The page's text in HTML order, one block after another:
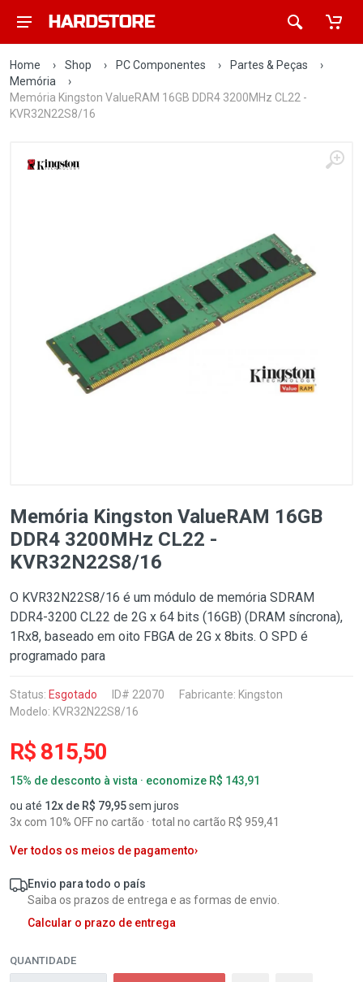
Home › Shop › PC Componentes › Partes & Peças
›
Memória
›
Memória Kingston ValueRAM 16GB DDR4 3200MHz CL22 -
KVR32N22S8/16
Memória Kingston ValueRAM 16GB
DDR4 3200MHz CL22 -
KVR32N22S8/16
O KVR32N22S8/16 é um módulo de memória SDRAM
DDR4-3200 CL22 de 2G x 64 bits (16GB) (DRAM síncrona),
1Rx8, baseado em oito FBGA de 2G x 8bits. O SPD é
programado para
Status: Esgotado ID# 22070 Fabricante: Kingston
Modelo: KVR32N22S8/16
R$ 815,50
15% de desconto à vista · economize R$ 143,91
ou até 12x de R$ 79,95sem juros
3x com 10% OFF no cartão · total no cartão R$ 959,41
Ver todos os meios de pagamento›
Envio para todo o país
Saiba os prazos de entrega e as formas de envio.
Calcular o prazo de entrega
QUANTIDADE